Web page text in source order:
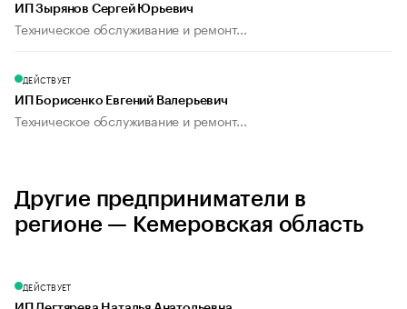
ИП Зырянов Сергей Юрьевич
Техническое обслуживание и ремонт...
ДЕЙСТВУЕТ
ИП Борисенко Евгений Валерьевич
Техническое обслуживание и ремонт...
Другие предприниматели в
регионе — Кемеровская область
ДЕЙСТВУЕТ